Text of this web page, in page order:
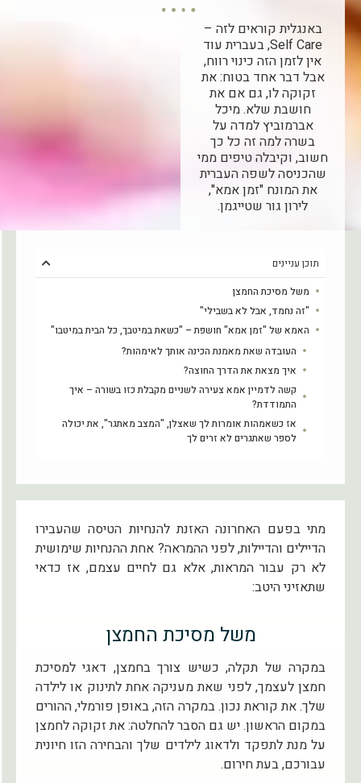
באנגלית קוראים לזה –
Self Care, בעברית עוד
אין לזמן הזה כינוי רווח,
אבל דבר אחד בטוח: את
זקוקה לו, גם אם את
חושבת שלא. מיכל
אברמוביץ למדה על
בשרה למה זה כל כך
חשוב, וקיבלה טיפים ממי
שהכניסה לשפה העברית
את המונח "זמן אמא",
לירון גור שטייגמן.
מתי בפעם האחרונה האזנת להנחיות הטיסה שהעבירו
הדיילים והדיילות, לפני ההמראה? אחת ההנחיות שימושית
לא רק עבור המראות, אלא גם לחיים עצמם, אז כדאי
שתאזיני היטב:
משל מסיכת החמצן
במקרה של תקלה, כשיש צורך בחמצן, דאגי למסיכת
חמצן לעצמך, לפני שאת מעניקה אחת לתינוק או לילדה
שלך. את קוראת נכון. במקרה הזה, באופן פורמלי, ההורים
במקום הראשון. יש גם הסבר להחלטה: את זקוקה לחמצן
על מנת לתפקד ולדאוג לילדים שלך והבחירה הזו חיונית
עבורכם, בעת חירום.
תוכן עניינים
משל מסיכת החמצן
"זה נחמד, אבל לא בשבילי"
האמא של "זמן אמא" חושפת – "כשאת במיטבך, כל הבית במיטבו"
העובדה שאת מאמנת הכינה אותך לאימהות?
איך מצאת את הדרך החוצה?
קשה לדמיין אמא צעירה לשניים מקבלת כזו בשורה – איך
התמודדת?
אז כשאמהות אומרות לך שאצלן, "המצב מאתגר", את יכולה
לספר שאתגרים לא זרים לך